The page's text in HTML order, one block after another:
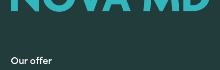
Our offer